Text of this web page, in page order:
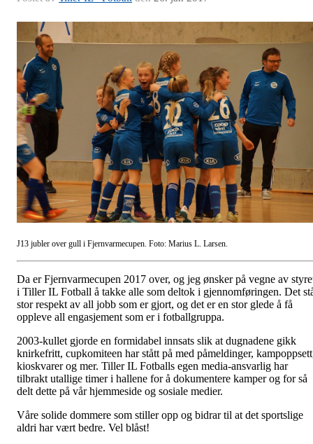
J13 jubler over gull i Fjernvarmecupen. Foto: Marius L. Larsen.
Da er Fjernvarmecupen 2017 over, og jeg ønsker på vegne av
i Tiller IL Fotball å takke alle som deltok i gjennomføringen. Det
stor respekt av all jobb som er gjort, og det er en stor glede å få
oppleve all engasjement som er i fotballgruppa.
2003-kullet gjorde en formidabel innsats slik at dugnadene gikk
knirkefritt, cupkomiteen har stått på med påmeldinger,
kioskvarer og mer. Tiller IL Fotballs egen media-ansvarlig har
tilbrakt utallige timer i hallene for å dokumentere kamper og for så
delt dette på vår hjemmeside og sosiale medier.
Våre solide dommere som stiller opp og bidrar til at det sportslige
aldri har vært bedre. Vel blåst!